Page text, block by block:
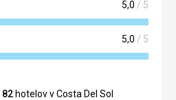
5,0 / 5
5,0 / 5
82 hotelov v Costa Del Sol